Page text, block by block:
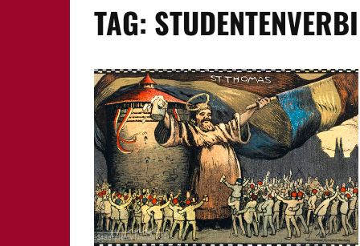
BAMBERG
FÜRTH
LAUF A.D. PEGNITZ
NEUMARKT I.D.OPF.
NÜRNBERG
PEGNITZ
16.-18. JAHRHUNDERT
20.-21. JAHRHUNDERT
TAG: